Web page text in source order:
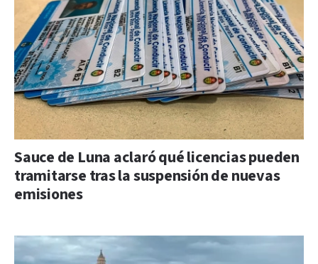
Sauce de Luna aclaró qué licencias pueden
tramitarse tras la suspensión de nuevas
emisiones